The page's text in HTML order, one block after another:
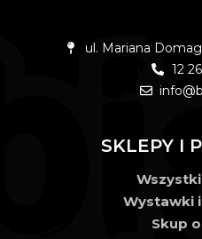
ul. Mariana
12
SKLEPY I
Wystawki
Skup